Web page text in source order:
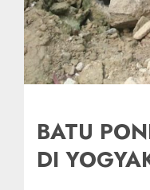
BATU
DI